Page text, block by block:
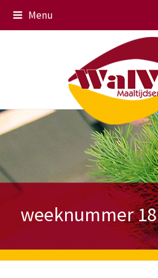
Menu
weeknummer 18